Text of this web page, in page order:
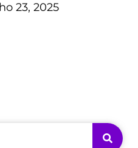
23, 2025